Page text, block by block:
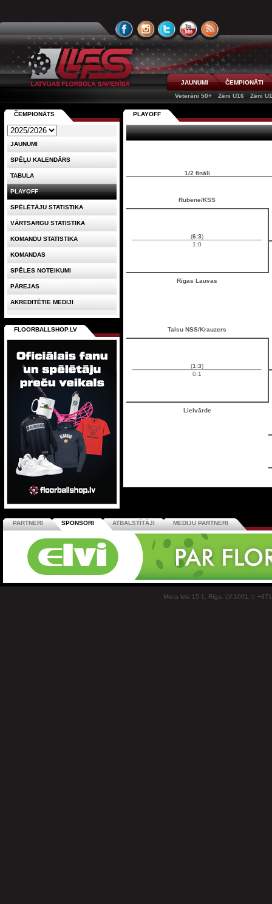
JAUNUMI
ČEMPIONĀTI
Veterāni 50+
Zēni U16 Zēni
PLAYOFF
1/2 fināli
Rubene/KSS
(6:3)
1:0
Rīgas Lauvas
Talsu NSS/Krauzers
(1:3)
0:1
Lielvārde
ČEMPIONĀTS
JAUNUMI
SPĒĻU KALENDĀRS
TABULA
PLAYOFF
SPĒLĒTĀJU STATISTIKA
VĀRTSARGU STATISTIKA
KOMANDU STATISTIKA
KOMANDAS
SPĒLES NOTEIKUMI
PĀREJAS
AKREDITĒTIE MEDIJI
FLOORBALLSHOP.LV
PARTNERI SPONSORI ATBALSTĪTĀJI MEDIJU PARTNERI
Miera iela 15-1, Rīga, LV-1001, t: